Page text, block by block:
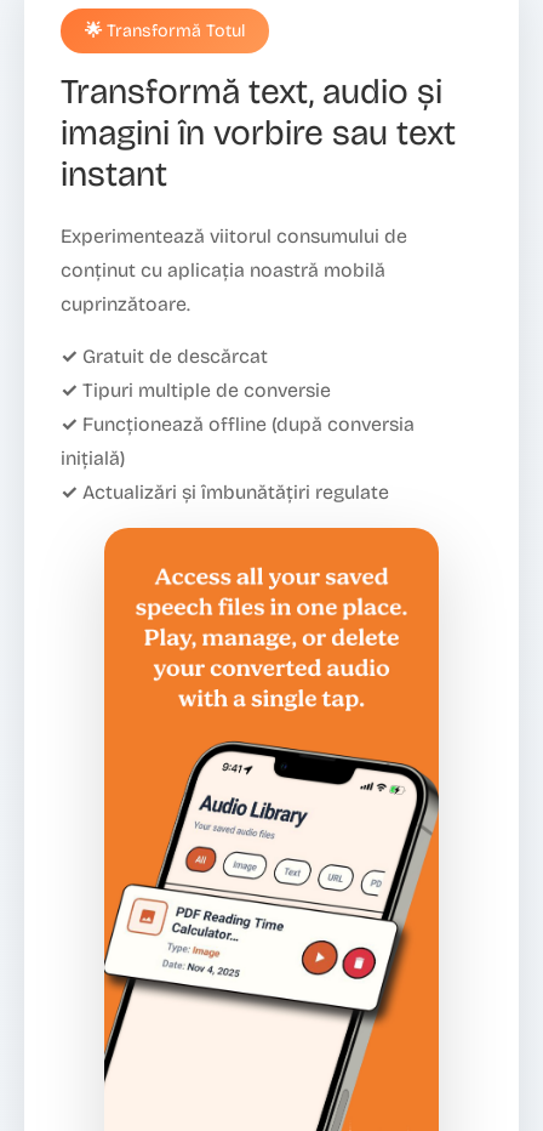
🌟 Transformă Totul
Transformă text, audio și
imagini în vorbire sau text
instant
Experimentează viitorul consumului de
conținut cu aplicația noastră mobilă
cuprinzătoare.
✓ Gratuit de descărcat
✓ Tipuri multiple de conversie
✓ Funcționează offline (după conversia
inițială)
✓ Actualizări și îmbunătățiri regulate